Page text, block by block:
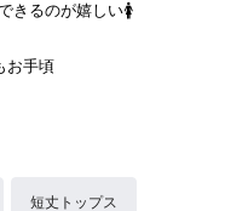
きるのが嬉しい🚺
お手頃
短丈トップス